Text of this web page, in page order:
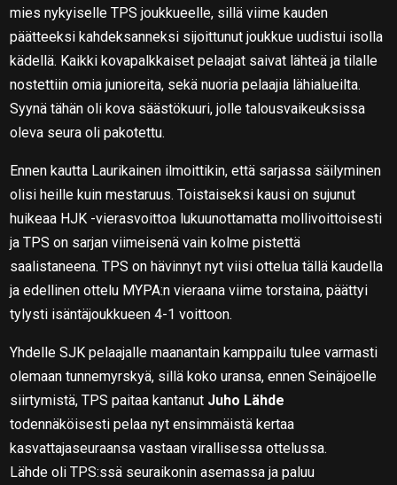
mies nykyiselle TPS joukkueelle, sillä viime kauden
päätteeksi kahdeksanneksi sijoittunut joukkue uudistui isolla
kädellä. Kaikki kovapalkkaiset pelaajat saivat lähteä ja tilalle
nostettiin omia junioreita, sekä nuoria pelaajia lähialueilta.
Syynä tähän oli kova säästökuuri, jolle talousvaikeuksissa
oleva seura oli pakotettu.
Ennen kautta Laurikainen ilmoittikin, että sarjassa säilyminen
olisi heille kuin mestaruus. Toistaiseksi kausi on sujunut
huikeaa HJK -vierasvoittoa lukuunottamatta mollivoittoisesti
ja TPS on sarjan viimeisenä vain kolme pistettä
saalistaneena. TPS on hävinnyt nyt viisi ottelua tällä kaudella
ja edellinen ottelu MYPA:n vieraana viime torstaina, päättyi
tylysti isäntäjoukkueen 4-1 voittoon.
Yhdelle SJK pelaajalle maanantain kamppailu tulee varmasti
olemaan tunnemyrskyä, sillä koko uransa, ennen Seinäjoelle
siirtymistä, TPS paitaa kantanut Juho Lähde
todennäköisesti pelaa nyt ensimmäistä kertaa
kasvattajaseuraansa vastaan virallisessa ottelussa.
Lähde oli TPS:ssä seuraikonin asemassa ja paluu